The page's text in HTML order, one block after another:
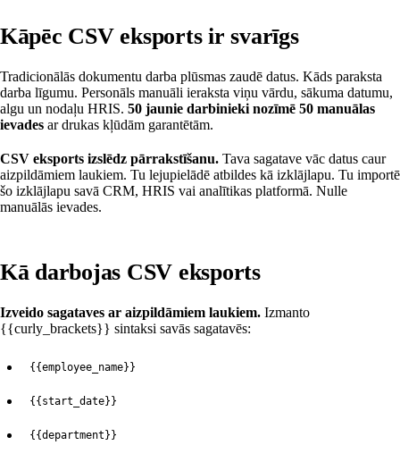
Kāpēc CSV eksports ir svarīgs
Tradicionālās dokumentu darba plūsmas zaudē datus. Kāds paraksta
darba līgumu. Personāls manuāli ieraksta viņu vārdu, sākuma datumu,
algu un nodaļu HRIS. 50 jaunie darbinieki nozīmē 50 manuālas
ievades ar drukas kļūdām garantētām.
CSV eksports izslēdz pārrakstīšanu. Tava sagatave vāc datus caur
aizpildāmiem laukiem. Tu lejupielādē atbildes kā izklājlapu. Tu importē
šo izklājlapu savā CRM, HRIS vai analītikas platformā. Nulle
manuālās ievades.
Kā darbojas CSV eksports
Izveido sagataves ar aizpildāmiem laukiem. Izmanto
{{curly_brackets}} sintaksi savās sagatavēs:
{{employee_name}}
{{start_date}}
{{department}}